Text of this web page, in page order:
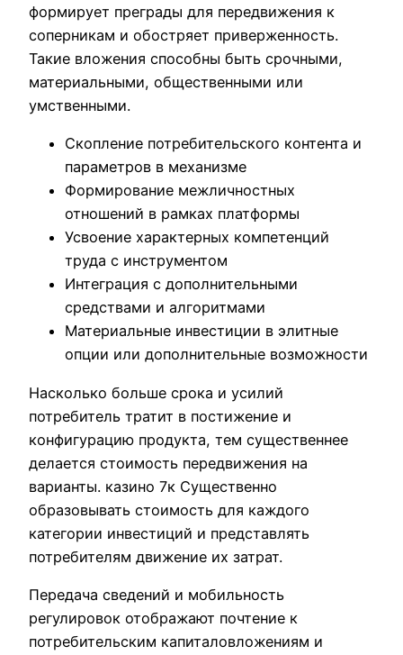
формирует преграды для передвижения к
соперникам и обостряет приверженность.
Такие вложения способны быть срочными,
материальными, общественными или
умственными.
Скопление потребительского контента и
параметров в механизме
Формирование межличностных
отношений в рамках платформы
Усвоение характерных компетенций
труда с инструментом
Интеграция с дополнительными
средствами и алгоритмами
Материальные инвестиции в элитные
опции или дополнительные возможности
Насколько больше срока и усилий
потребитель тратит в постижение и
конфигурацию продукта, тем существеннее
делается стоимость передвижения на
варианты. казино 7к Существенно
образовывать стоимость для каждого
категории инвестиций и представлять
потребителям движение их затрат.
Передача сведений и мобильность
регулировок отображают почтение к
потребительским капиталовложениям и